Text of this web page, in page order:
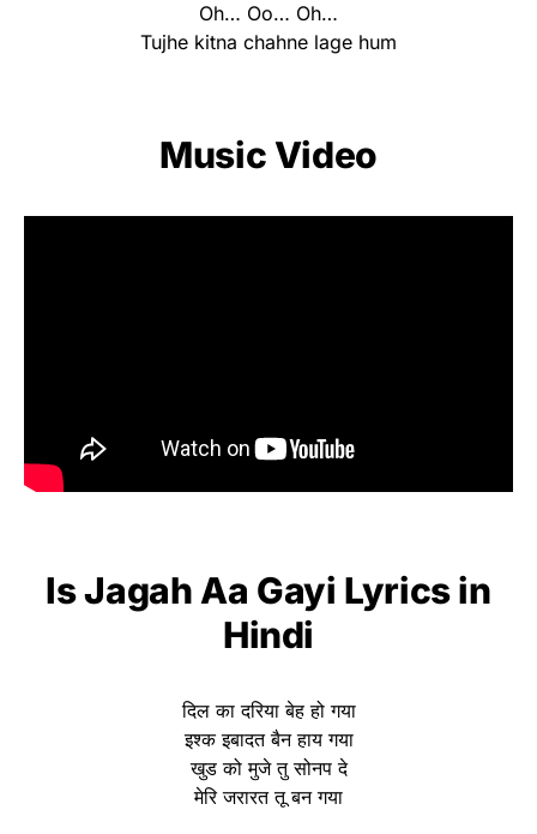
Oh… Oo… Oh…
Tujhe kitna chahne lage hum
Music Video
Is Jagah Aa Gayi Lyrics in
Hindi
दिल का दरिया बेह हो गया
इश्क इबादत बैन हाय गया
खुड को मुजे तु सोनप दे
मेरि जरारत तू बन गया